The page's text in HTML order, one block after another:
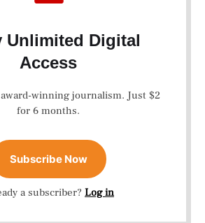
Unlimited Digital
Access
winning journalism. Just $2
for 6 months.
Subscribe Now
a subscriber? Log in